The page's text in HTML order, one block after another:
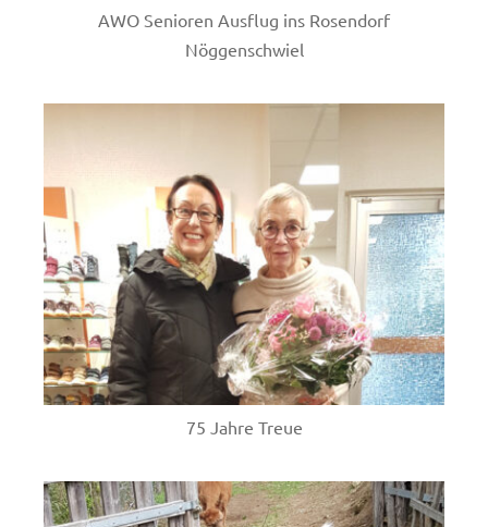
AWO Senioren Ausflug ins Rosendorf
Nöggenschwiel
75 Jahre Treue